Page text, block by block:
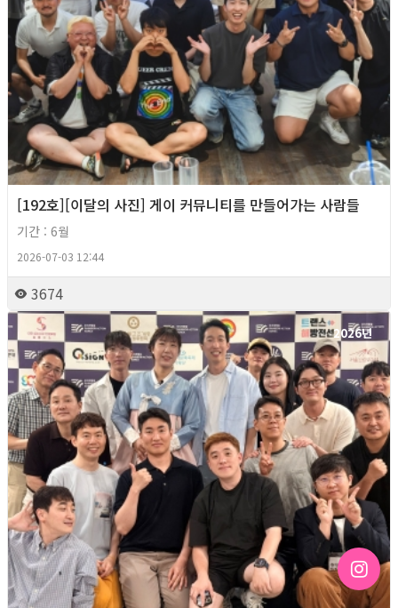
[192호][이달의 사진] 게이 커뮤니티를 만들어가는 사람들
기간 : 6월
2026-07-03 12:44
3674
2026년